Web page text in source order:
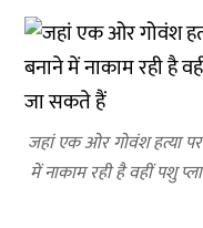
जहां एक ओर गोवंश हत्या
में नाकाम रही है वहीं पशु